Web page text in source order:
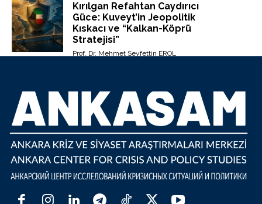
Kırılgan Refahtan Caydırıcı
Güce: Kuveyt’in Jeopolitik
Kıskacı ve “Kalkan-Köprü
Stratejisi”
Prof. Dr. Mehmet Seyfettin EROL